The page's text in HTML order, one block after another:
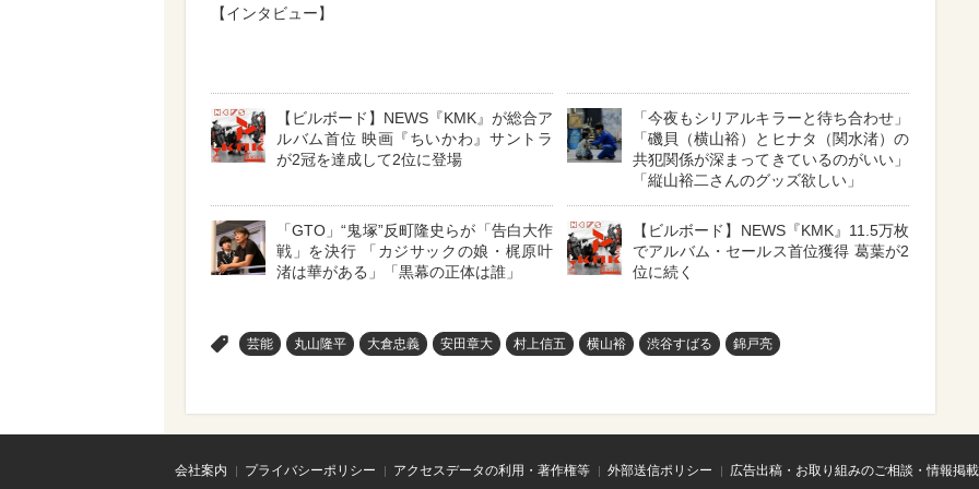
【インタビュー】
【ビルボード】NEWS『KMK』が総合ア
ルバム首位 映画『ちいかわ』サントラ
が2冠を達成して2位に登場
「今夜もシリアルキラーと待ち合わせ」
「磯貝（横山裕）とヒナタ（関水渚）の
共犯関係が深まってきているのがいい」
「縦山裕二さんのグッズ欲しい」
「GTO」“鬼塚”反町隆史らが「告白大作
戦」を決行 「カジサックの娘・梶原叶
渚は華がある」「黒幕の正体は誰」
【ビルボード】NEWS『KMK』11.5万枚
でアルバム・セールス首位獲得 葛葉が2
位に続く
芸能 丸山隆平 大倉忠義 安田章大 村上信五 横山裕 渋谷すばる 錦戸亮
会社案内 プライバシーポリシー アクセスデータの利用・著作権等 外部送信ポリシー 広告出稿・お取り組みのご相談・情報掲